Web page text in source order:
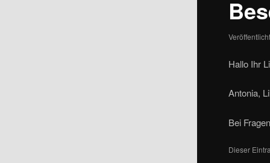
Hallo Ihr
Antonia,
Bei
Dieser